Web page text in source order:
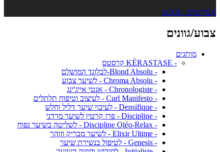
0 פריט\ים - ₪0.00
צבוע/גוונים
מותגים
- KÈRASTASE קרסטס
- Blond Absolu-לבלונד המושלם
- Chroma Absolu - לשיער צבוע
- Chronologiste - אנטי אייג'ינג
- Curl Manifesto - לעיצוב וטיפוח תלתלים
- Densifique - לעיבוי שיער דליל וחלש
- Discipline - פרו קרטין לשיער מרדני
- Discipline Oléo-Relax - לשליטה בשיער נפוח
- Elixir Ultime - לשיער מבריק וזוהר
- Genesis - לטיפול בנשירת שיער